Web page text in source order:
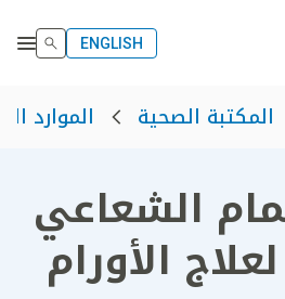
ENGLISH
المكتبة الصحية الموارد
الشعاعي